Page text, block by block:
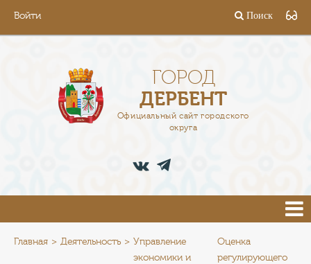
Войти Поиск
ГОРОД
ДЕРБЕНТ
Официальный сайт городского
округа
АДМИНИСТРАЦИЯ
ПРЕСС-ЦЕНТР
Главная Деятельность
Управление
экономики и
Оценка
регулирующего